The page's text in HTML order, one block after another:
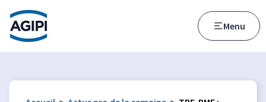
Accès au menu
Accès au contenu principal
Menu